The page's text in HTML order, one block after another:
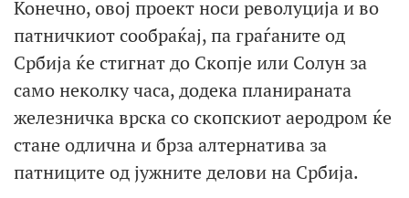
Конечно, овој проект носи револуција и во
патничкиот сообраќај, па граѓаните од
Србија ќе стигнат до Скопје или Солун за
само неколку часа, додека планираната
железничка врска со скопскиот аеродром ќе
стане одлична и брза алтернатива за
патниците од јужните делови на Србија.